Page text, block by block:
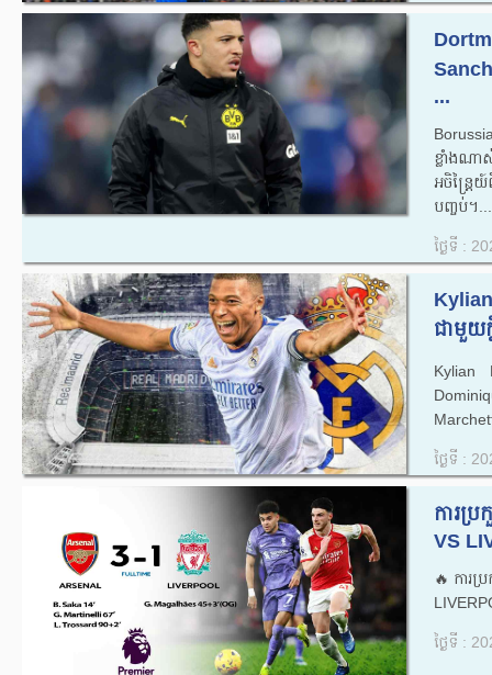
...
ខ្លាំងណា
អចិន្ត្រ
បញ្ចប់។...
ថ្ងៃទី :
ជាមួយ
Kylian
ថ្ងៃទី :
ការប្
VS
🔥ការ
ថ្ងៃទី :